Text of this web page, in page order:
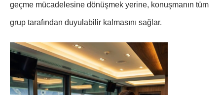
geçme mücadelesine dönüşmek yerine, konuşmanın tüm
grup tarafından duyulabilir kalmasını sağlar.